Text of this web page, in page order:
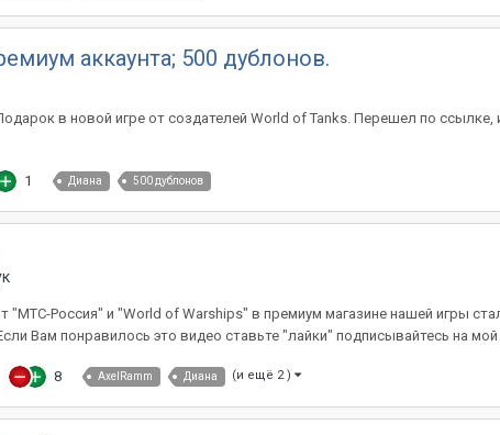
аккаунта; 500 дублонов.
в новой игре от создателей World of Tanks. Перешел по ссылке,
1 Диана 500 дублонов
"МТС-Россия" и "World of Warships" в премиум магазине нашей игры
Вам понравилось это видео ставьте "лайки" подписывайтесь на мой
8 AxelRamm Диана (и ещё 2 )